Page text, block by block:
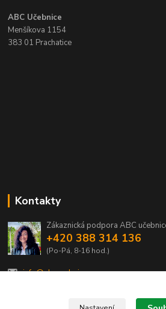
ABC Učebnice
Menšíkova 1154
383 01 Prachatice
Kontakty
Zákaznická podpora ABC
+420 388 314 136
(Po-Pá, 8-16 hod.)
info@abcucebnice.cz